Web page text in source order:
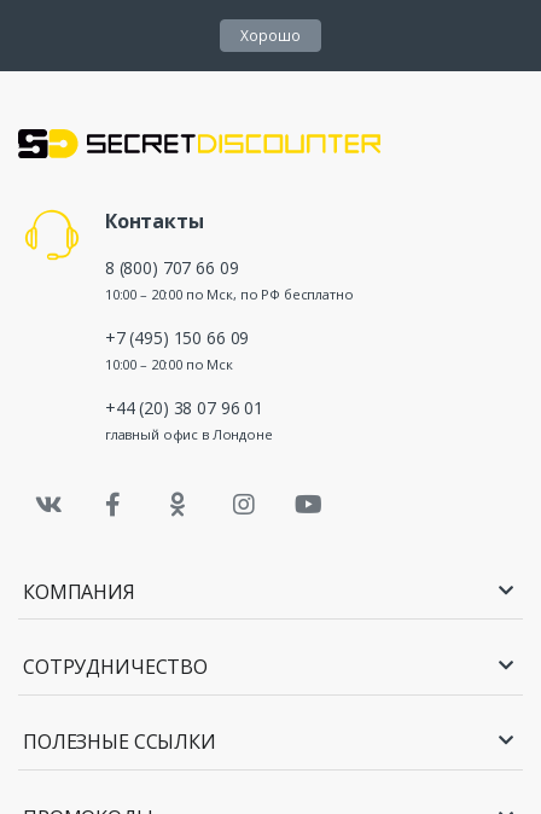
Хорошо
Контакты
8 (800) 707 66 09
10:00 – 20:00 по Мск, по РФ бесплатно
+7 (495) 150 66 09
10:00 – 20:00 по Мск
+44 (20) 38 07 96 01
главный офис в Лондоне
КОМПАНИЯ
СОТРУДНИЧЕСТВО
ПОЛЕЗНЫЕ ССЫЛКИ